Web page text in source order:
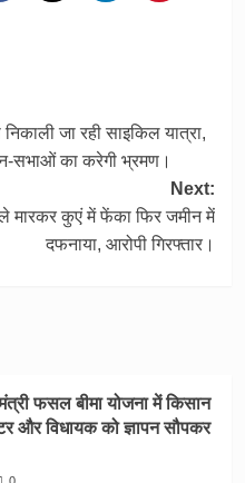
निकाली जा रही साइकिल यात्रा,
सभाओं का करेगी भ्रमण।
Next:
मारकर कुएं में फेंका फिर जमीन में
दफनाया, आरोपी गिरफ्तार।
फसल बीमा योजना में किसान
और विधायक को ज्ञापन सौपकर